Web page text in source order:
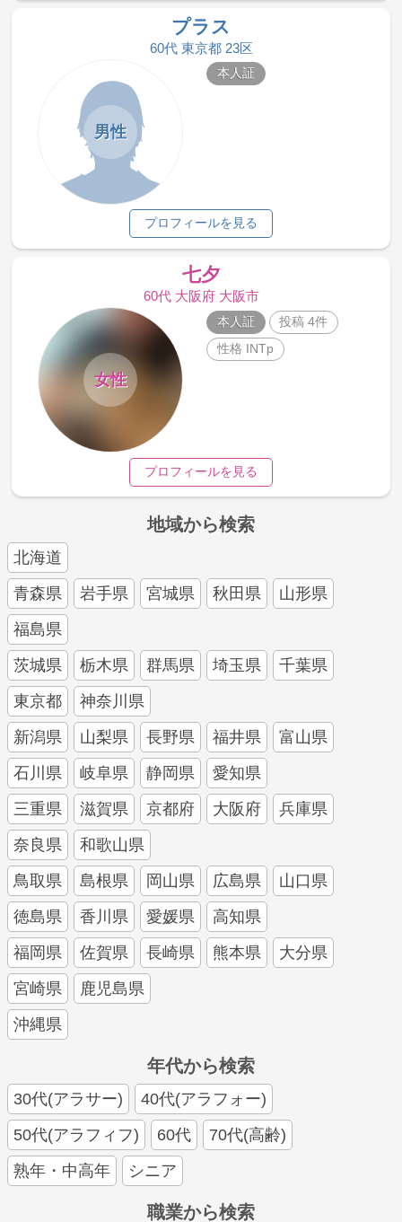
プラス
60代 東京都 23区
男性
本人証
プロフィールを見る
七夕
60代 大阪府 大阪市
女性
本人証
投稿 4件
性格 INTp
プロフィールを見る
地域から検索
北海道
青森県
岩手県 宮城県 秋田県
山形県
福島県
茨城県
栃木県 群馬県 埼玉県
千葉県
東京都
神奈川県
新潟県
山梨県 長野県 福井県
富山県
石川県
岐阜県 静岡県
愛知県
三重県
滋賀県 京都府 大阪府
兵庫県
奈良県
和歌山県
鳥取県
島根県 岡山県 広島県
山口県
徳島県
香川県 愛媛県
高知県
福岡県
佐賀県 長崎県 熊本県
大分県
宮崎県
鹿児島県
沖縄県
年代から検索
30代(アラサー)
40代(アラフォー)
50代(アラフィフ)
60代
70代(高齢)
熟年・中高年
シニア
職業から検索